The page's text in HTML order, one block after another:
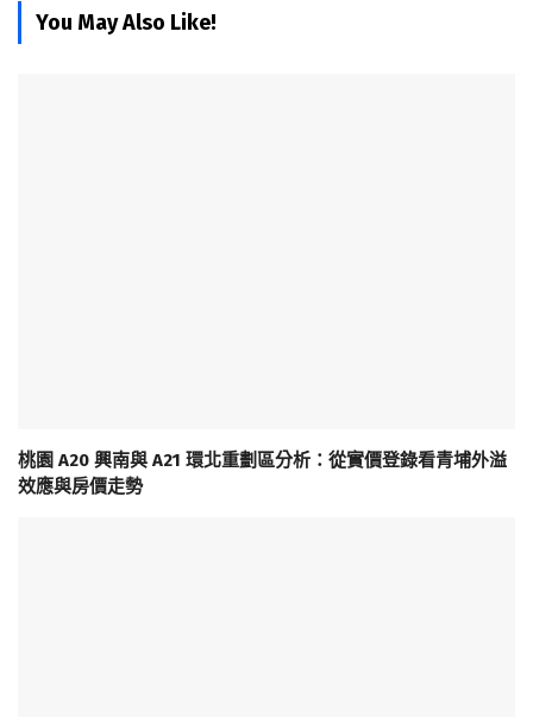
You May Also Like!
桃園 A20 興南與 A21 環北重劃區分析：從實價登錄看青埔外溢
效應與房價走勢